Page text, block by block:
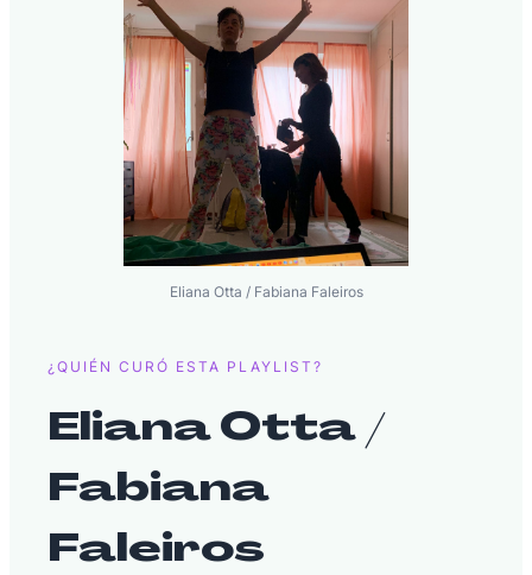
Eliana Otta / Fabiana Faleiros
¿QUIÉN CURÓ ESTA PLAYLIST?
Eliana Otta /
Fabiana
Faleiros